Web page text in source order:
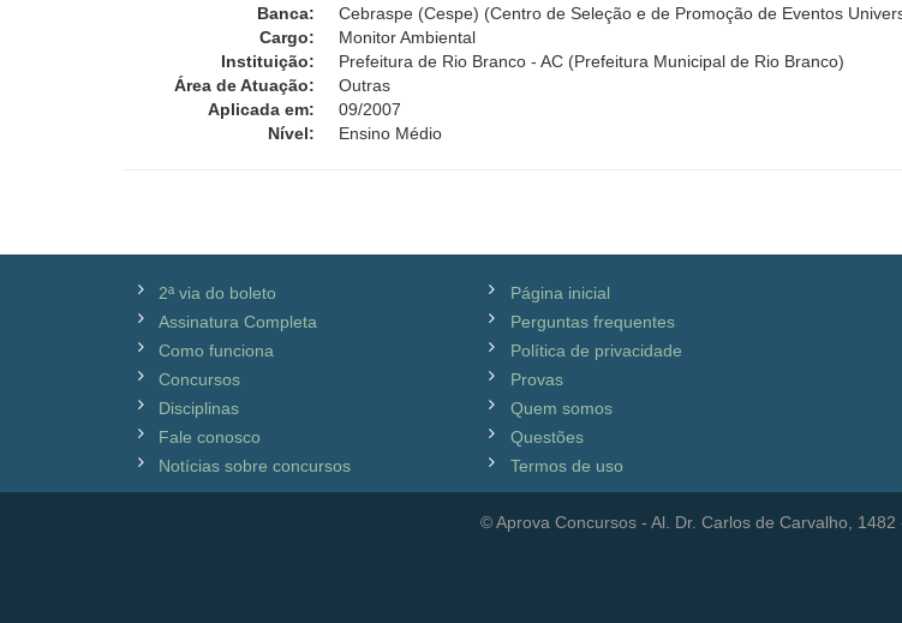
Banca:
Cebraspe (Cespe) (Centro de Seleção e de Promoção de Eventos
Cargo:
Monitor Ambiental
Instituição:
Prefeitura de Rio Branco - AC (Prefeitura Municipal de Rio Branco)
Área de Atuação:
Outras
Aplicada em:
09/2007
Nível:
Ensino Médio
2ª via do boleto
Assinatura Completa
Como funciona
Concursos
Disciplinas
Fale conosco
Notícias sobre concursos
Página inicial
Perguntas frequentes
Política de privacidade
Provas
Quem somos
Questões
Termos de uso
© Aprova Concursos - Al. Dr. Carlos de Carvalho, 1482